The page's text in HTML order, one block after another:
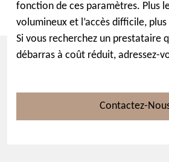
fonction de ces paramètres. Plus
volumineux et l’accès difficile,
Si vous recherchez un prestataire
débarras à coût réduit, adressez-
Contactez-